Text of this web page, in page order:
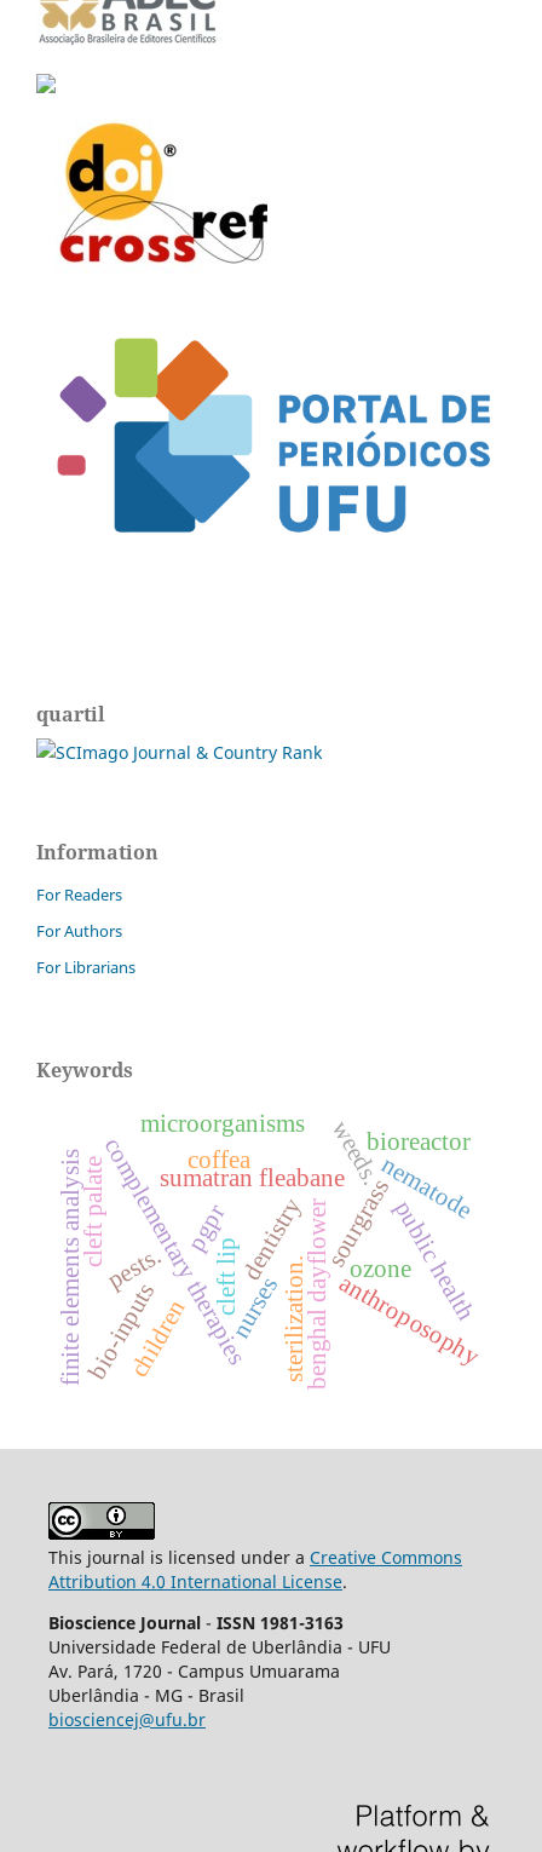
quartil
Information
For Readers
For Authors
For Librarians
Keywords
benghal dayflowersourgrass
sumatran fleabaneweeds.
anthroposophy
complementary therapiesdentistry
cleft lip
cleft palate
finite elements analysis ozone
coffea
microorganisms
nematode
pests. sterilization.
nurses public health
children
bio-inputs
bioreactor
pgpr
This journal is licensed under a Creative Commons
Attribution 4.0 International License.
Bioscience Journal - ISSN 1981-3163
Universidade Federal de Uberlândia - UFU
Av. Pará, 1720 - Campus Umuarama
Uberlândia - MG - Brasil
biosciencej@ufu.br